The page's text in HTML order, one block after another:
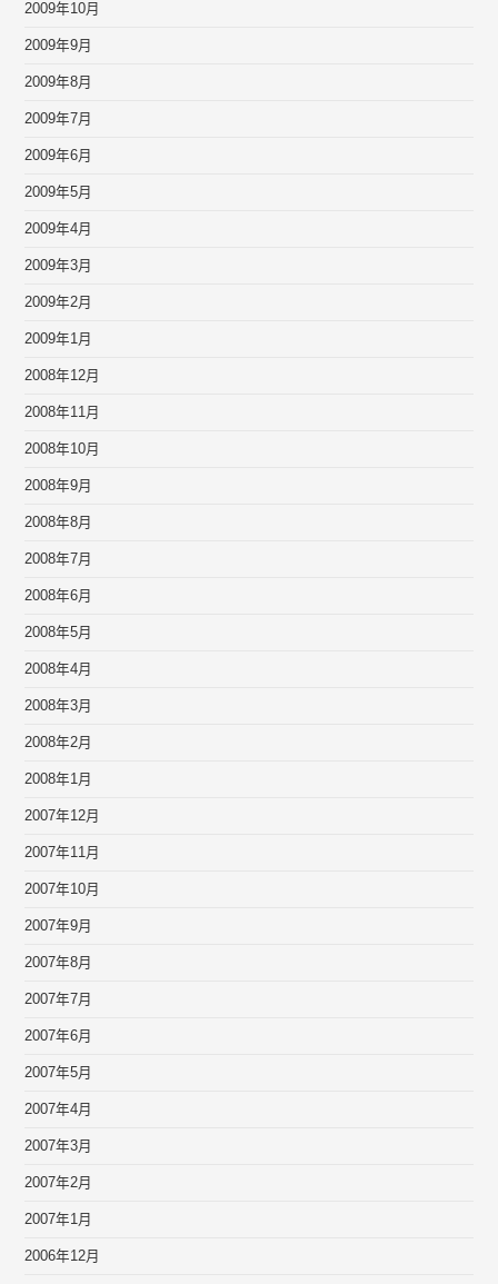
2009年10月
2009年9月
2009年8月
2009年7月
2009年6月
2009年5月
2009年4月
2009年3月
2009年2月
2009年1月
2008年12月
2008年11月
2008年10月
2008年9月
2008年8月
2008年7月
2008年6月
2008年5月
2008年4月
2008年3月
2008年2月
2008年1月
2007年12月
2007年11月
2007年10月
2007年9月
2007年8月
2007年7月
2007年6月
2007年5月
2007年4月
2007年3月
2007年2月
2007年1月
2006年12月